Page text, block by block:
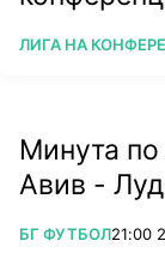
ПОВЕЧЕ ОТ
ЛИГА НА
Минута
ПОВЕЧЕ ОТ
БГ ФУТБОЛ21:00